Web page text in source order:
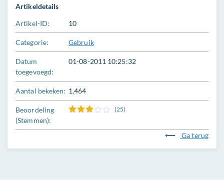
Artikeldetails
Artikel-ID: 10
Categorie: Gebruik
Datum
toegevoegd:
01-08-2011 10:25:32
Aantal bekeken: 1,464
Beoordeling
(Stemmen):
(25)
Ga terug